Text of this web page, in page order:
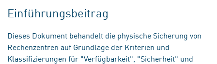
Einführungsbeitrag
Dieses Dokument behandelt die physische Sicherung von
Rechenzentren auf Grundlage der Kriterien und
Klassifizierungen für "Verfügbarkeit", "Sicherheit" und